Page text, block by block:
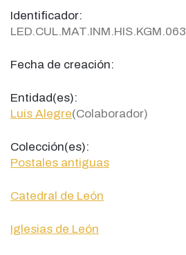
Identificador:
LED.CUL.MAT.INM.HIS.KGM.063
Fecha de creación:
Entidad(es):
Luis Alegre(Colaborador)
Colección(es):
Postales antiguas
Catedral de León
Iglesias de León